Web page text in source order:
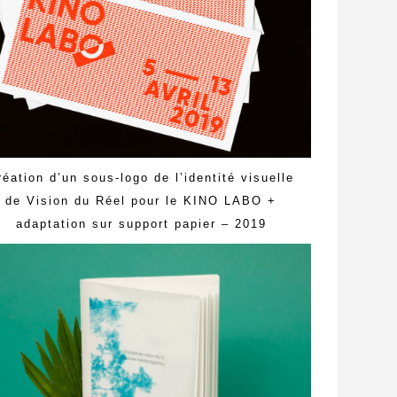
d’un sous-logo de l’identité visuelle
de Vision du Réel pour le KINO LABO +
adaptation sur support papier – 2019